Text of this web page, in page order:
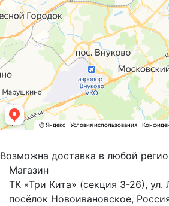
Возможна доставка в любой
Магазин
ТК «Три Кита» (секция 3-26), ул.
посёлок Новоивановское,